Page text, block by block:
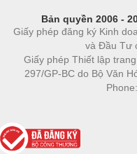
Bản quyền 2006 -
Giấy phép đăng ký Kinh
và Đầu Tư
Giấy phép Thiết lập
297/GP-BC do Bộ Văn